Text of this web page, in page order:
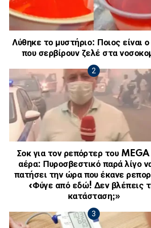
Λύθηκε το μυστήριο: Ποιος είναι
που σερβίρουν ζελέ στα
Σοκ για τον ρεπόρτερ του
αέρα: Πυροσβεστικό παρά λίγο
πατήσει την ώρα που έκανε
«Φύγε από εδώ! Δεν βλέπεις
κατάσταση;»